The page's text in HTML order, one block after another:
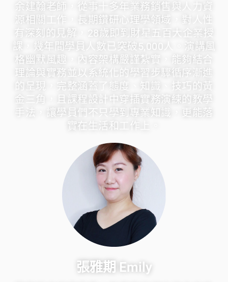
余建翰老師，從事十多年業務銷售與人力資
源相關工作，長期鑽研心理學領域，對人性
有深刻的見解，28歲即到財星五百大企業授
課，幾年間學員人數已突破5,000人。演講風
格幽默風趣，內容架構嚴謹紮實，能夠結合
理論與實務並以系統化的學習步驟循序漸進
的呈現，完整涵蓋了態度、知識、技巧的黃
金三角，且課程設計中穿插實務演練的教學
手法，讓學員們不只學到專業知識，更能落
實在生活和工作上。
張雅期 Emily